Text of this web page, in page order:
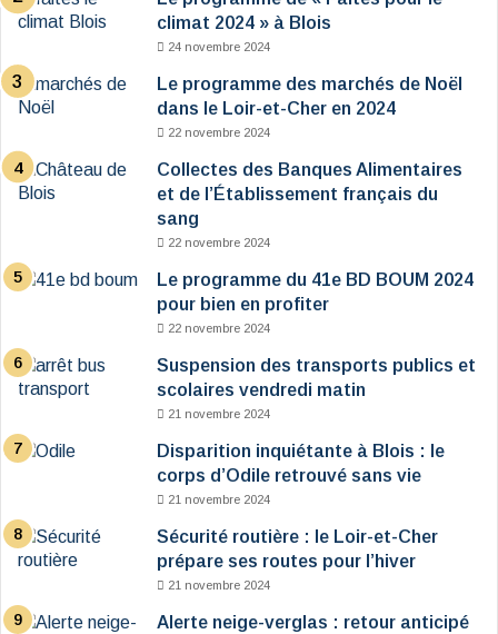
climat 2024 » à Blois
24 novembre 2024
Le programme des marchés de Noël
dans le Loir-et-Cher en 2024
22 novembre 2024
Collectes des Banques Alimentaires
et de l’Établissement français du
sang
22 novembre 2024
Le programme du 41e BD BOUM 2024
pour bien en profiter
22 novembre 2024
Suspension des transports publics et
scolaires vendredi matin
21 novembre 2024
Disparition inquiétante à Blois : le
corps d’Odile retrouvé sans vie
21 novembre 2024
Sécurité routière : le Loir-et-Cher
prépare ses routes pour l’hiver
21 novembre 2024
Alerte neige-verglas : retour anticipé